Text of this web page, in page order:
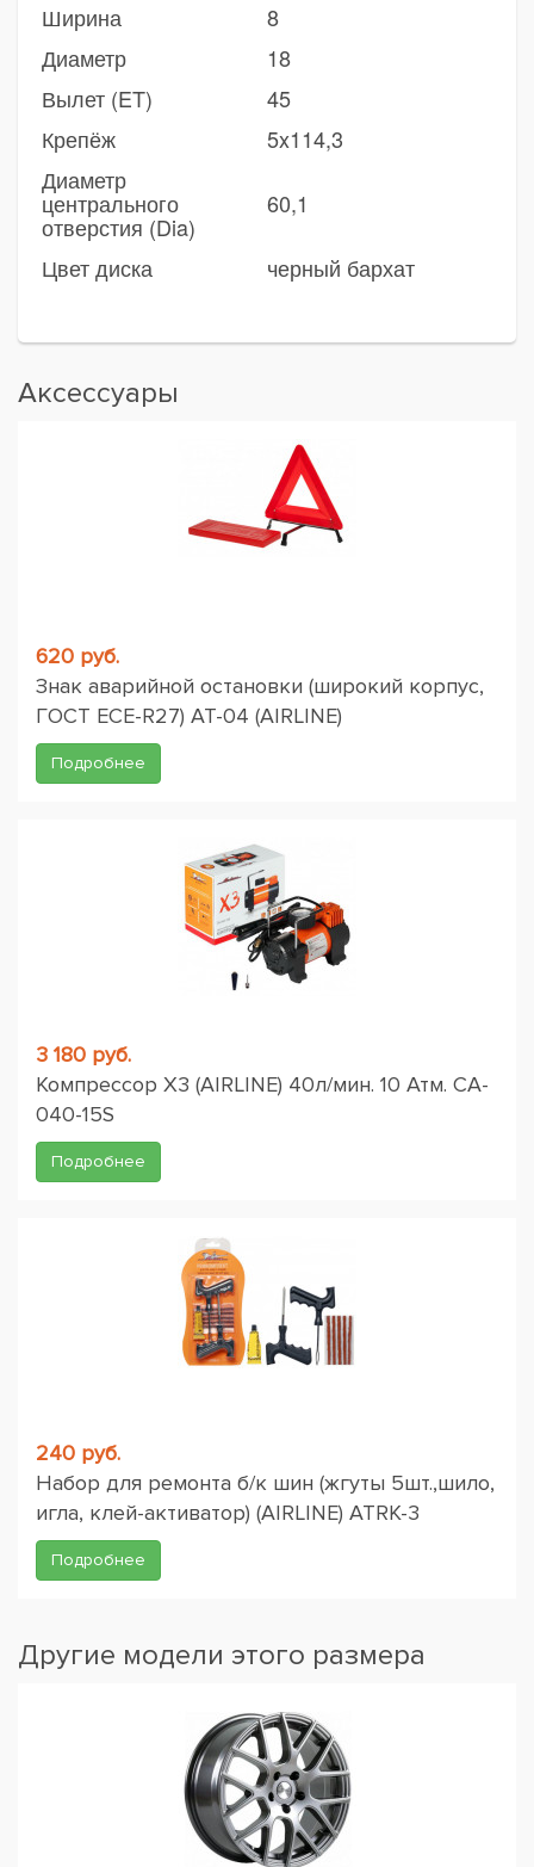
Ширина
8
Диаметр
18
Вылет (ET)
45
Крепёж
5x114,3
Диаметр
центрального
отверстия (Dia)
60,1
Цвет диска черный бархат
Аксессуары
620 руб.
Знак аварийной остановки (широкий корпус,
ГОСТ ЕСЕ-R27) AT-04 (AIRLINE)
Подробнее
3 180 руб.
Компрессор X3 (AIRLINE) 40л/мин. 10 Атм. CA-
040-15S
Подробнее
240 руб.
Набор для ремонта б/к шин (жгуты 5шт.,шило,
игла, клей-активатор) (AIRLINE) ATRK-3
Подробнее
Другие модели этого размера